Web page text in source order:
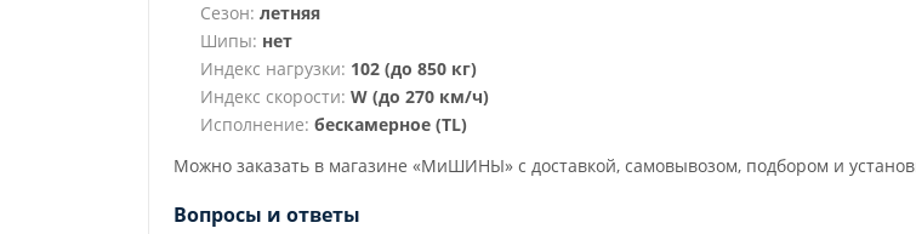
Сезон: летняя
Шипы: нет
Индекс нагрузки: 102 (до 850 кг)
Индекс скорости: W (до 270 км/ч)
Исполнение: бескамерное (TL)
Можно заказать в магазине «МиШИНЫ» с доставкой, самовывозом, подбором и
Вопросы и ответы